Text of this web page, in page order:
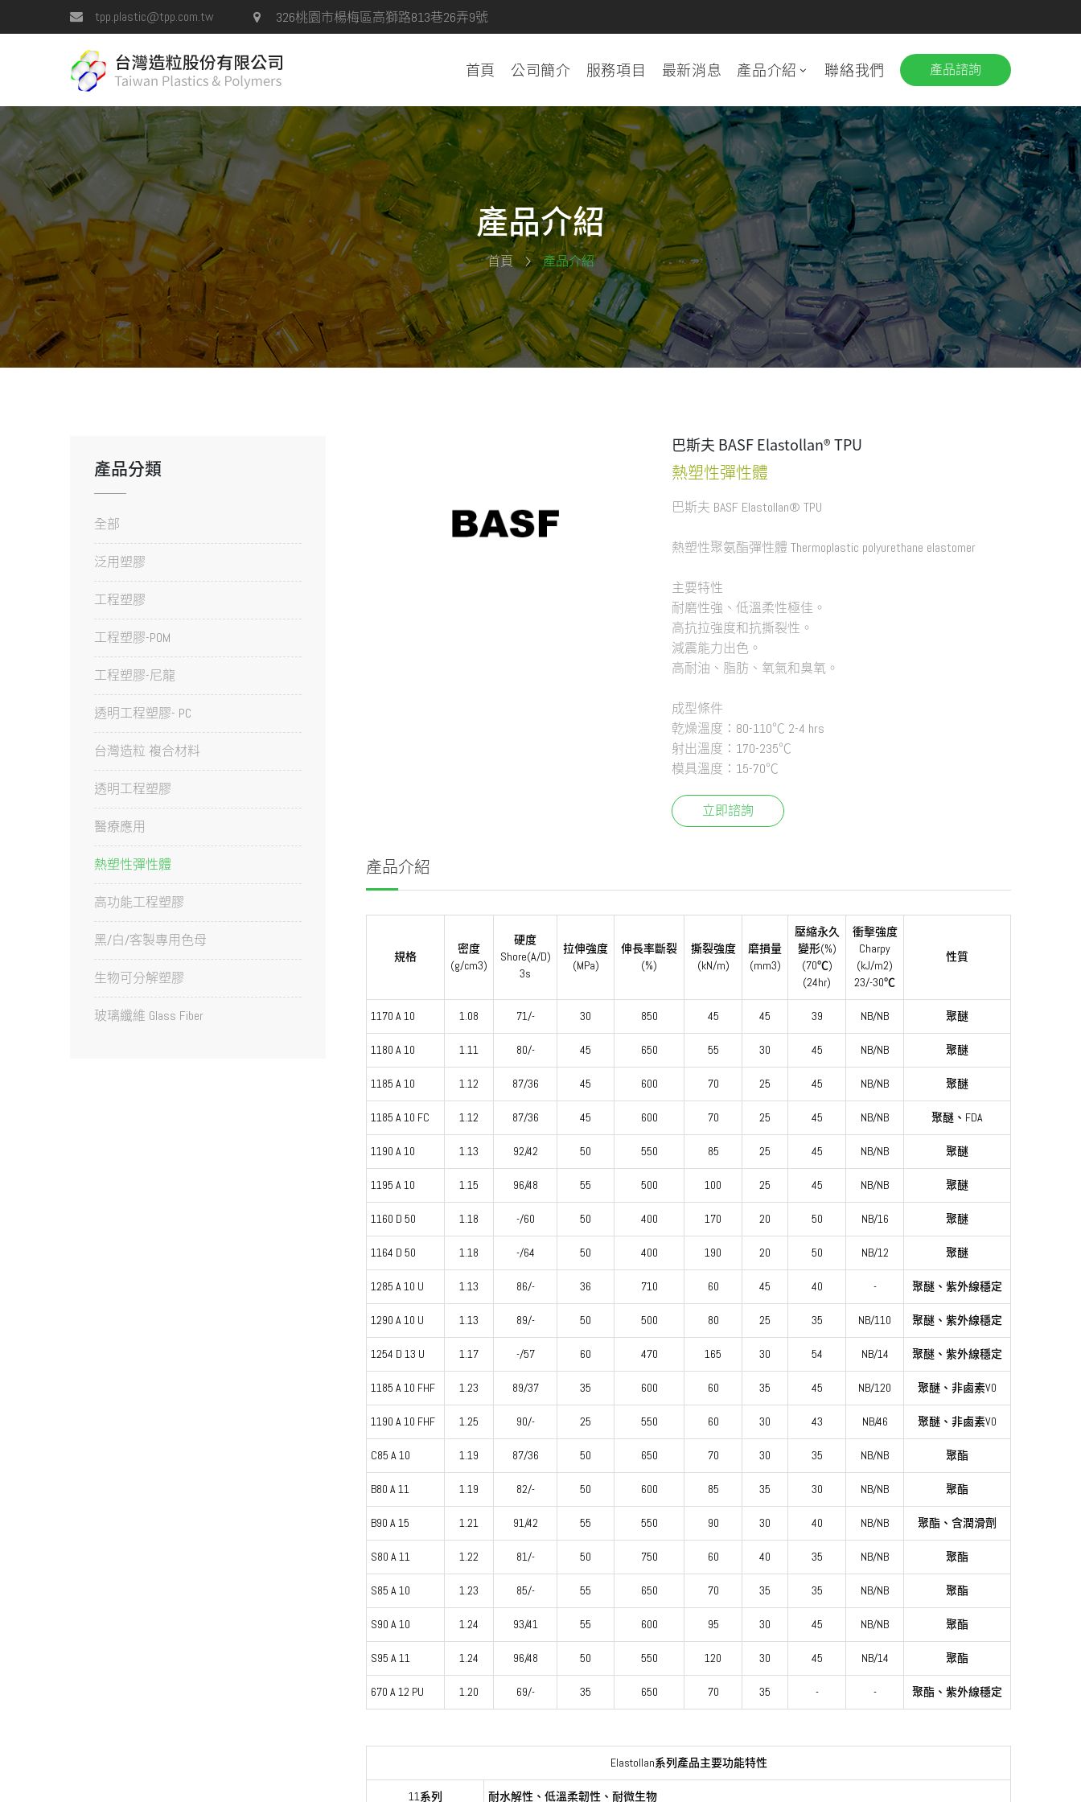
tpp.plastic@tpp.com.tw 326桃園市楊梅區高獅路813巷26弄9號
首頁 公司簡介 服務項目 最新消息 產品介紹 聯絡我們 產品諮詢
產品介紹
首頁 產品介紹
產品分類
全部
泛用塑膠
工程塑膠
工程塑膠-POM
工程塑膠-尼龍
透明工程塑膠- PC
台灣造粒 複合材料
透明工程塑膠
醫療應用
熱塑性彈性體
高功能工程塑膠
黑/白/客製專用色母
生物可分解塑膠
玻璃纖維 Glass Fiber
巴斯夫 BASF Elastollan® TPU
熱塑性彈性體
巴斯夫 BASF Elastollan® TPU
熱塑性聚氨酯彈性體 Thermoplastic polyurethane elastomer
主要特性
耐磨性強、低溫柔性極佳。
高抗拉強度和抗撕裂性。
減震能力出色。
高耐油、脂肪、氧氣和臭氧。
成型條件
乾燥溫度：80-110℃ 2-4 hrs
射出溫度：170-235℃
模具溫度：15-70℃
立即諮詢
產品介紹
規格
密度
(g/cm3)
硬度
Shore(A/D)
3s
拉伸強度
(MPa)
伸長率斷裂
(%)
撕裂強度
(kN/m)
磨損量
(mm3)
壓縮永久
變形(%)
(70℃)
(24hr)
衝擊強度
Charpy
(kJ/m2)
23/-30℃
性質
1170 A 10 1.08 71/- 30 850 45 45 39 NB/NB 聚醚
1180 A 10 1.11 80/- 45 650 55 30 45 NB/NB 聚醚
1185 A 10 1.12 87/36 45 600 70 25 45 NB/NB 聚醚
1185 A 10 FC 1.12 87/36 45 600 70 25 45 NB/NB 聚醚、FDA
1190 A 10 1.13 92/42 50 550 85 25 45 NB/NB 聚醚
1195 A 10 1.15 96/48 55 500 100 25 45 NB/NB 聚醚
1160 D 50 1.18 -/60 50 400 170 20 50 NB/16 聚醚
1164 D 50 1.18 -/64 50 400 190 20 50 NB/12 聚醚
1285 A 10 U 1.13 86/- 36 710 60 45 40 - 聚醚、紫外線穩定
1290 A 10 U 1.13 89/- 50 500 80 25 35 NB/110 聚醚、紫外線穩定
1254 D 13 U 1.17 -/57 60 470 165 30 54 NB/14 聚醚、紫外線穩定
1185 A 10 FHF 1.23 89/37 35 600 60 35 45 NB/120 聚醚、非鹵素V0
1190 A 10 FHF 1.25 90/- 25 550 60 30 43 NB/46 聚醚、非鹵素V0
C85 A 10 1.19 87/36 50 650 70 30 35 NB/NB 聚酯
B80 A 11 1.19 82/- 50 600 85 35 30 NB/NB 聚酯
B90 A 15 1.21 91/42 55 550 90 30 40 NB/NB 聚酯、含潤滑劑
S80 A 11 1.22 81/- 50 750 60 40 35 NB/NB 聚酯
S85 A 10 1.23 85/- 55 650 70 35 35 NB/NB 聚酯
S90 A 10 1.24 93/41 55 600 95 30 45 NB/NB 聚酯
S95 A 11 1.24 96/48 50 550 120 30 45 NB/14 聚酯
670 A 12 PU 1.20 69/- 35 650 70 35 - - 聚酯、紫外線穩定
Elastollan系列產品主要功能特性
11系列 耐水解性、低溫柔韌性、耐微生物